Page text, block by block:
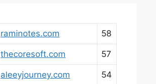
raminotes.com 58
thecoresoft.com 57
aleeyjourney.com 54